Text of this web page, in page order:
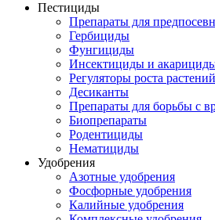
Пестициды
Препараты для
Гербициды
Фунгициды
Инсектициды и
Регуляторы роста растений
Десиканты
Препараты для борьбы с
Биопрепараты
Родентициды
Нематициды
Удобрения
Азотные удобрения
Фосфорные удобрения
Калийные удобрения